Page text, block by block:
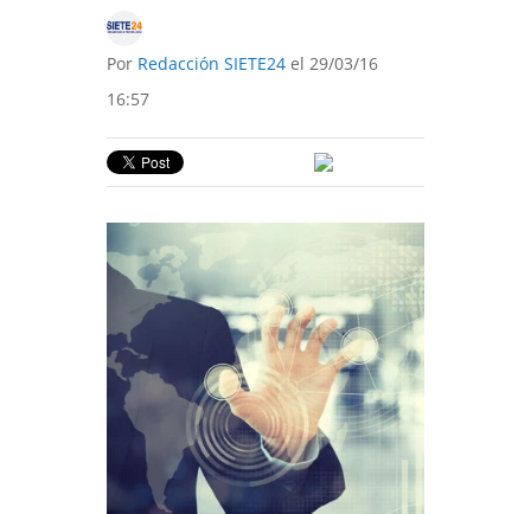
Por Redacción SIETE24 el 29/03/16
16:57